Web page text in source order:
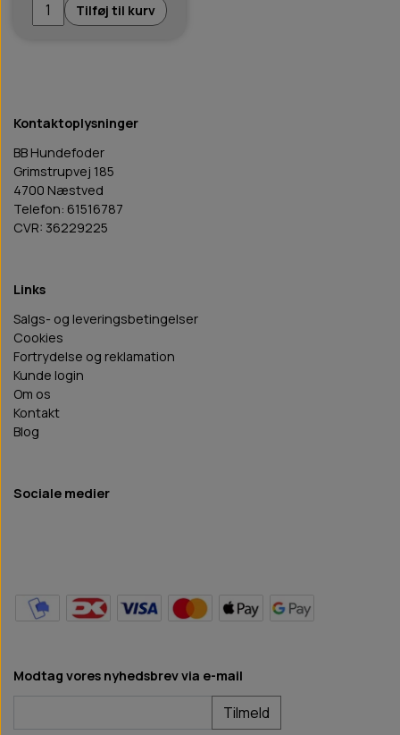
Tilføj til kurv
Kontaktoplysninger
BB Hundefoder
Grimstrupvej 185
4700 Næstved
Telefon: 61516787
CVR: 36229225
Links
Salgs- og leveringsbetingelser
Cookies
Fortrydelse og reklamation
Kunde login
Om os
Kontakt
Blog
Sociale medier
Modtag vores nyhedsbrev via e-mail
Tilmeld